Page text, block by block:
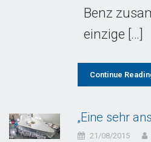
Benz
einzige […]
Continue
„Eine sehr
21/08/2015